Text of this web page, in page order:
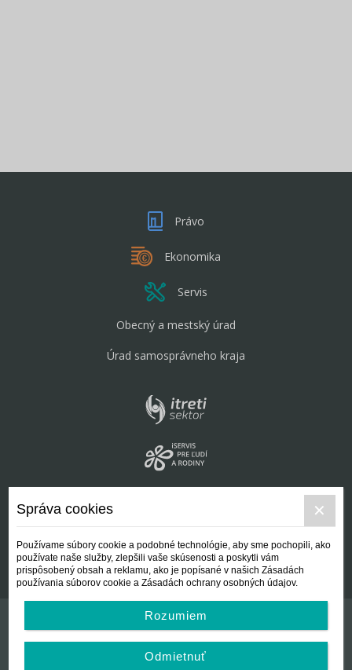
Právo
Ekonomika
Servis
Obecný a mestský úrad
Úrad samosprávneho kraja
Kontakt
Všeobecné podmienky
Správa cookies
Používame súbory cookie a podobné technológie, aby sme pochopili, ako
používate naše služby, zlepšili vaše skúsenosti a poskytli vám
prispôsobený obsah a reklamu, ako je popísané v našich Zásadách
používania súborov cookie a Zásadách ochrany osobných údajov.
Rozumiem
Odmietnuť